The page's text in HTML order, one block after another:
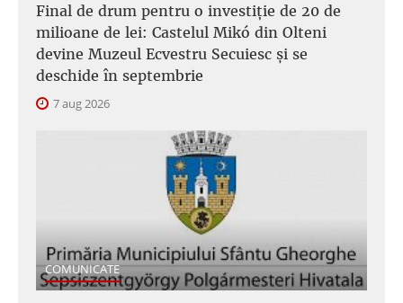
Final de drum pentru o investiție de 20 de
milioane de lei: Castelul Mikó din Olteni
devine Muzeul Ecvestru Secuiesc și se
deschide în septembrie
7 aug 2026
COMUNICATE